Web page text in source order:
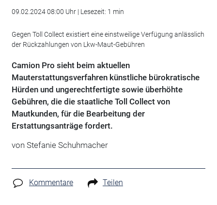
09.02.2024 08:00 Uhr | Lesezeit: 1 min
Gegen Toll Collect existiert eine einstweilige Verfügung anlässlich
der Rückzahlungen von Lkw-Maut-Gebühren
Camion Pro sieht beim aktuellen
Mauterstattungsverfahren künstliche bürokratische
Hürden und ungerechtfertigte sowie überhöhte
Gebühren, die die staatliche Toll Collect von
Mautkunden, für die Bearbeitung der
Erstattungsanträge fordert.
von Stefanie Schuhmacher
Kommentare Teilen